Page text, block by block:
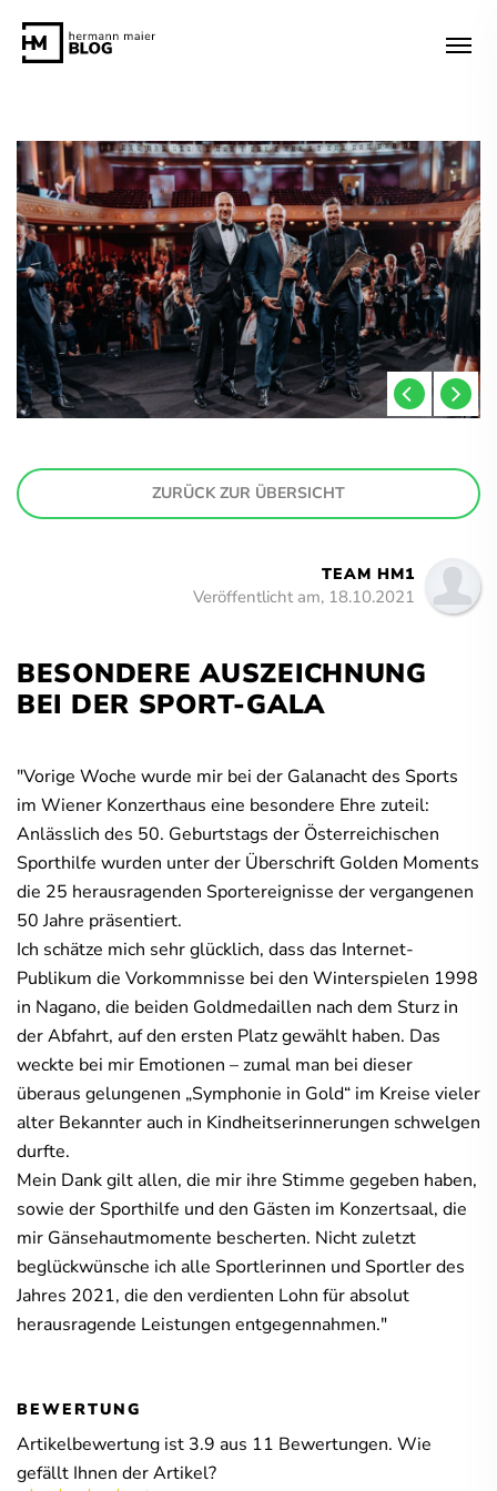
ZURÜCK ZUR ÜBERSICHT
TEAM HM1
Veröffentlicht am, 18.10.2021
BESONDERE AUSZEICHNUNG
BEI DER SPORT-GALA
"Vorige Woche wurde mir bei der Galanacht des Sports
im Wiener Konzerthaus eine besondere Ehre zuteil:
Anlässlich des 50. Geburtstags der Österreichischen
Sporthilfe wurden unter der Überschrift Golden Moments
die 25 herausragenden Sportereignisse der vergangenen
50 Jahre präsentiert.
Ich schätze mich sehr glücklich, dass das Internet-
Publikum die Vorkommnisse bei den Winterspielen 1998
in Nagano, die beiden Goldmedaillen nach dem Sturz in
der Abfahrt, auf den ersten Platz gewählt haben. Das
weckte bei mir Emotionen – zumal man bei dieser
überaus gelungenen „Symphonie in Gold“ im Kreise vieler
alter Bekannter auch in Kindheitserinnerungen schwelgen
durfte.
Mein Dank gilt allen, die mir ihre Stimme gegeben haben,
sowie der Sporthilfe und den Gästen im Konzertsaal, die
mir Gänsehautmomente bescherten. Nicht zuletzt
beglückwünsche ich alle Sportlerinnen und Sportler des
Jahres 2021, die den verdienten Lohn für absolut
herausragende Leistungen entgegennahmen."
BEWERTUNG
Artikelbewertung ist 3.9 aus 11 Bewertungen. Wie
gefällt Ihnen der Artikel?